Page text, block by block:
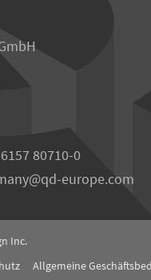
80710-0
qd-europe.com
Inc.
Allgemeine